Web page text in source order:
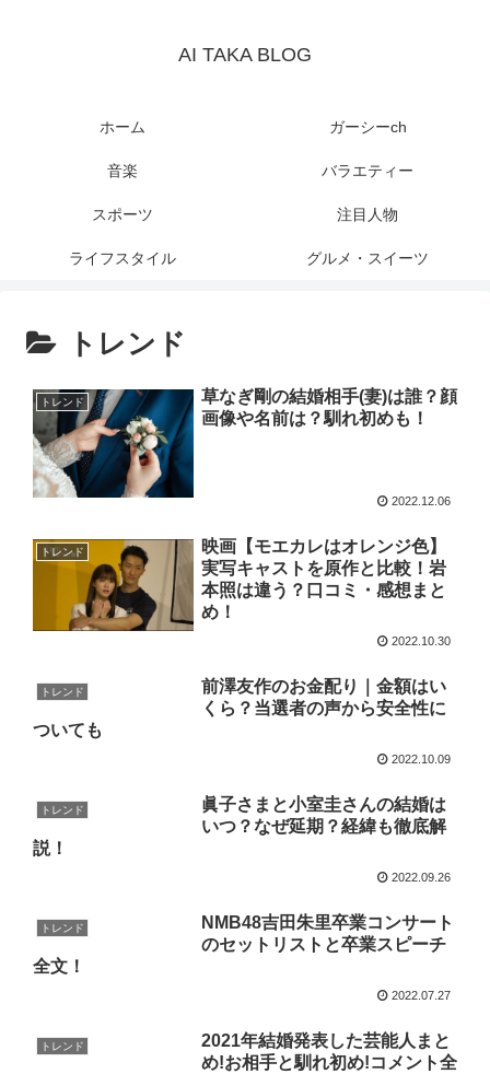
AI TAKA BLOG
ホーム ガーシーch
音楽 バラエティー
スポーツ 注目人物
ライフスタイル グルメ・スイーツ
トレンド
トレンド
草なぎ剛の結婚相手(妻)は誰？顔
画像や名前は？馴れ初めも！
2022.12.06
トレンド
映画【モエカレはオレンジ色】
実写キャストを原作と比較！岩
本照は違う？口コミ・感想まと
め！
2022.10.30
トレンド
前澤友作のお金配り｜金額はい
くら？当選者の声から安全性に
ついても
2022.10.09
トレンド
眞子さまと小室圭さんの結婚は
いつ？なぜ延期？経緯も徹底解
説！
2022.09.26
トレンド
NMB48吉田朱里卒業コンサート
のセットリストと卒業スピーチ
全文！
2022.07.27
トレンド
2021年結婚発表した芸能人まと
め!お相手と馴れ初め!コメント全